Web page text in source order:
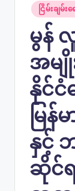
Posted
in
ငြိမ်းချ
မွန်
အမ
နိုင်ငံ
မြန်
နှင့်
ဆိုင်ရ